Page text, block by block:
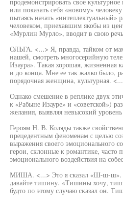
или показать себя «новому»
пытаясь начать «интеллектуальный»
человеком, приехавшим якобы из
«Мурлин Мурло», вводит в свою
ОЛЬГА. <...> Я, правда, тайком от
нашей, смотреть многосерийную
Изаура». Такая хорошая, жизненная
и до конца. Мне ее так жалко было,
порядочная женщина, культурная.
Однако смешение в реплике двух
к «Рабыне Изауре» и «советской»)
желания, выявляя невысокий уровень
Героям Н. В. Коляды также
прецедентным феноменам с целью
выражения своего эмоционального
герои, склонные к романтике, часто
эмоционального воздействия на
МИША. <...> Это я сказал «Ш-ш-ш».
давайте тишину. «Тишины хочу,
будто по этому случаю сказал